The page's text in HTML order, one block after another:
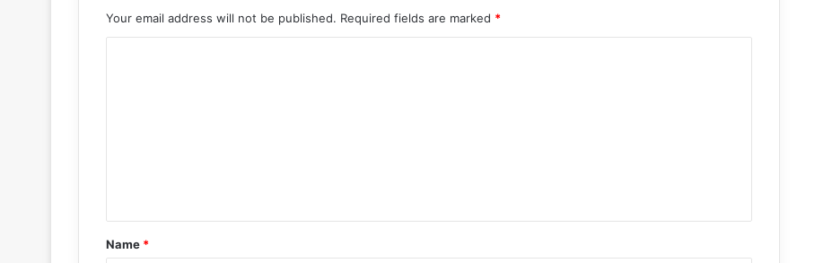
Your email address will not be published. Required fields are marked *
*
Name *